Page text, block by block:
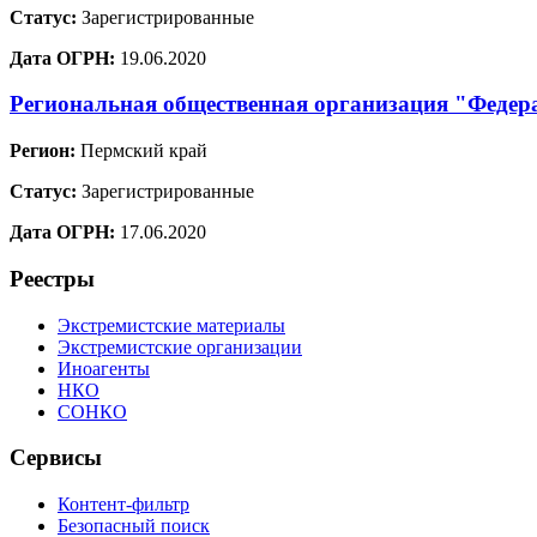
Статус: Зарегистрированные
Дата ОГРН: 19.06.2020
Региональная общественная организация
Регион: Пермский край
Статус: Зарегистрированные
Дата ОГРН: 17.06.2020
Реестры
Экстремистские материалы
Экстремистские организации
Иноагенты
НКО
СОНКО
Сервисы
Контент-фильтр
Безопасный поиск